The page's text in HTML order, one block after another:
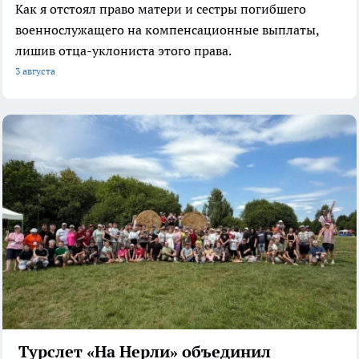
Как я отстоял право матери и сестры погибшего
военнослужащего на компенсационные выплаты,
лишив отца-уклониста этого права.
3 августа
Турслет «На Нерли» объединил